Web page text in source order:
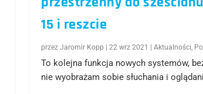
15 i reszcie
przezJaromir Kopp |22 wrz 2021 |Aktualności,
To kolejna funkcja nowych systemów,
nie wyobrażam sobie słuchania i